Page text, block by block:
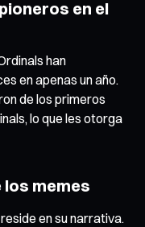
en el
han
en apenas un año.
de los primeros
lo que les otorga
los memes
en su narrativa.